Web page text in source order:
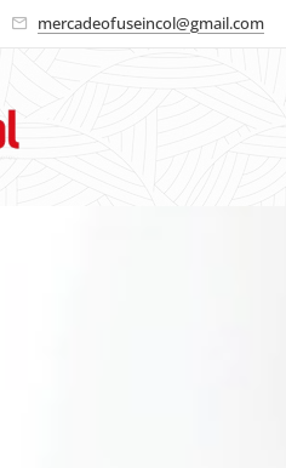
mercadeofuseincol@gmail.com